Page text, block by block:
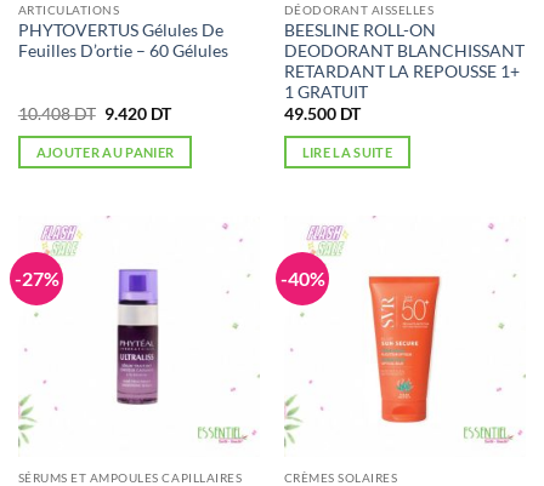
ARTICULATIONS
PHYTOVERTUS Gélules De
Feuilles D’ortie – 60 Gélules
10.408DT Le
initial
était :
9.420 DTLe
actuel
est :
AJOUTER AU PANIER
DÉODORANT AISSELLES
BEESLINE ROLL-ON
DEODORANT BLANCHISSANT
RETARDANT LA REPOUSSE 1+
1 GRATUIT
49.500 DT
LIRE LA SUITE
-27%
SÉRUMS ET AMPOULES CAPILLAIRES
-40%
CRÈMES SOLAIRES